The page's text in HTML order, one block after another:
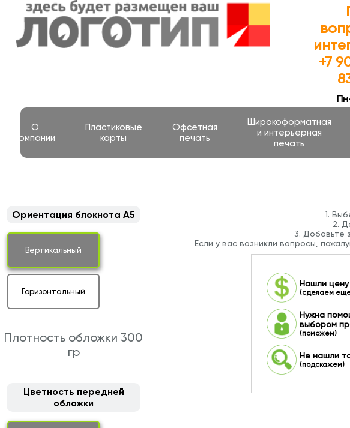
+7
О
компании
Пластиковые
карты
Офсетная
печать
Широкоформатная
и интерьерная
печать
Ориентация блокнота А5
Вертикальный
Горизонтальный
Плотность обложки 300
гр
Цветность передней
обложки
1.
2.
3. Добавьте
Если у вас возникли вопросы,
Нашли цену
(сделаем
Нужна
выбором
(поможем)
Не нашли
(подскажем)